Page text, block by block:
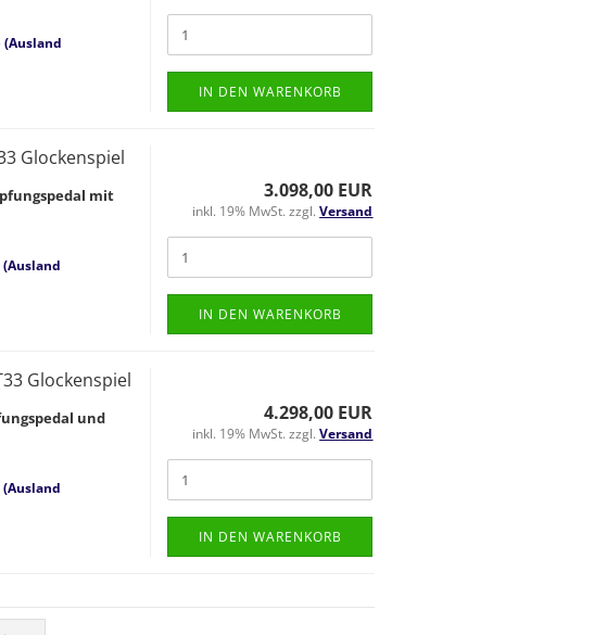
(Ausland
IN DEN WARENKORB
Glockenspiel
mit
(Ausland
3.098,00 EUR
inkl. 19% MwSt. zzgl.Versand
IN DEN WARENKORB
Glockenspiel
und
(Ausland
4.298,00 EUR
inkl. 19% MwSt. zzgl.Versand
IN DEN WARENKORB